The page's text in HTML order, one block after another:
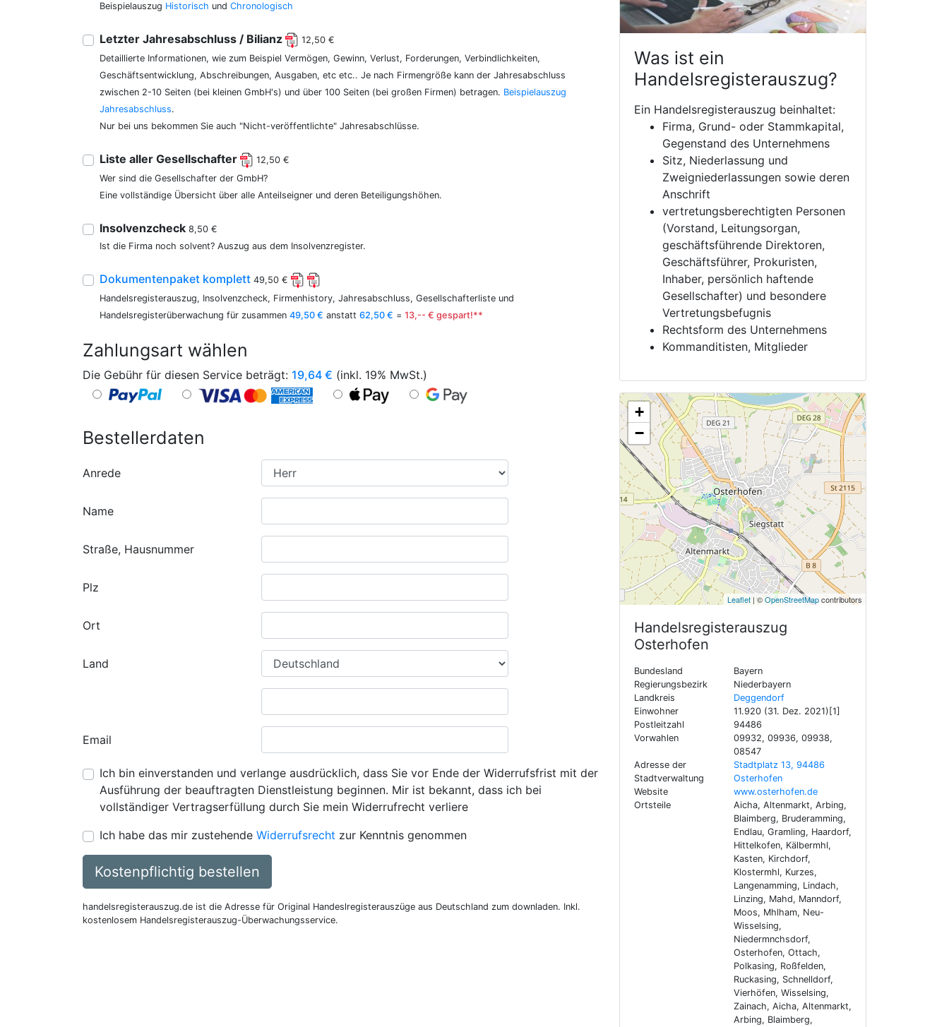
Beispielauszug Historisch und Chronologisch
Letzter Jahresabschluss / Bilianz
12,50 €
Detaillierte Informationen, wie zum Beispiel Vermögen, Gewinn, Verlust, Forderungen, Verbindlichkeiten,
Geschäftsentwicklung, Abschreibungen, Ausgaben, etc etc.. Je nach Firmengröße kann der Jahresabschluss
zwischen 2-10 Seiten (bei kleinen GmbH's) und über 100 Seiten (bei großen Firmen) betragen. Beispielauszug
Jahresabschluss.
Nur bei uns bekommen Sie auch "Nicht-veröffentlichte" Jahresabschlüsse.
Liste aller Gesellschafter
12,50 €
Wer sind die Gesellschafter der GmbH?
Eine vollständige Übersicht über alle Anteilseigner und deren Beteiligungshöhen.
Insolvenzcheck 8,50 €
Ist die Firma noch solvent? Auszug aus dem Insolvenzregister.
Dokumentenpaket komplett 49,50 €
Handelsregisterauszug, Insolvenzcheck, Firmenhistory, Jahresabschluss, Gesellschafterliste und
Handelsregisterüberwachung für zusammen 49,50 € anstatt 62,50 € = 13,-- € gespart!**
Zahlungsart wählen
Die Gebühr für diesen Service beträgt: 19,64 € (inkl. 19% MwSt.)
Bestellerdaten
Anrede
Name
Straße, Hausnummer
Plz
Ort
Land
Email
Ich bin einverstanden und verlange ausdrücklich, dass Sie vor Ende der Widerrufsfrist mit der
Ausführung der beauftragten Dienstleistung beginnen. Mir ist bekannt, dass ich bei
vollständiger Vertragserfüllung durch Sie mein Widerrufrecht verliere
Ich habe das mir zustehende Widerrufsrecht zur Kenntnis genommen
Kostenpflichtig bestellen
handelsregisterauszug.de ist die Adresse für Original Handeslregisterauszüge aus Deutschland zum downladen. Inkl.
kostenlosem Handelsregisterauszug-Überwachungsservice.
Was ist ein
Handelsregisterauszug?
Ein Handelsregisterauszug beinhaltet:
Firma, Grund- oder Stammkapital,
Gegenstand des Unternehmens
Sitz, Niederlassung und
Zweigniederlassungen sowie deren
Anschrift
vertretungsberechtigten Personen
(Vorstand, Leitungsorgan,
geschäftsführende Direktoren,
Geschäftsführer, Prokuristen,
Inhaber, persönlich haftende
Gesellschafter) und besondere
Vertretungsbefugnis
Rechtsform des Unternehmens
Kommanditisten, Mitglieder
+
−
Leaflet| ©OpenStreetMapcontributors
Handelsregisterauszug
Osterhofen
Bundesland
Bayern
Regierungsbezirk
Niederbayern
Landkreis
Deggendorf
Einwohner
11.920 (31. Dez. 2021)[1]
Postleitzahl
94486
Vorwahlen
09932, 09936, 09938,
08547
Adresse der
Stadtverwaltung
Stadtplatz 13, 94486
Osterhofen
Website
www.osterhofen.de
Ortsteile
Aicha, Altenmarkt, Arbing,
Blaimberg, Bruderamming,
Endlau, Gramling, Haardorf,
Hittelkofen, Kälbermhl,
Kasten, Kirchdorf,
Klostermhl, Kurzes,
Langenamming, Lindach,
Linzing, Mahd, Manndorf,
Moos, Mhlham, Neu-
Wisselsing,
Niedermnchsdorf,
Osterhofen, Ottach,
Polkasing, Roßfelden,
Ruckasing, Schnelldorf,
Vierhöfen, Wisselsing,
Zainach, Aicha, Altenmarkt,
Arbing, Blaimberg,